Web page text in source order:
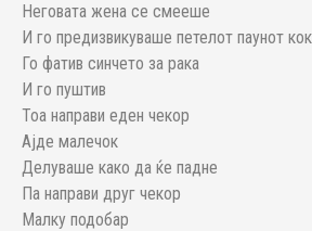
Неговата жена се смееше
И го предизвикуваше петелот паунот
Го фатив синчето за рака
И го пуштив
Тоа направи еден чекор
Ајде малечок
Делуваше како да ќе падне
Па направи друг чекор
Малку подобар